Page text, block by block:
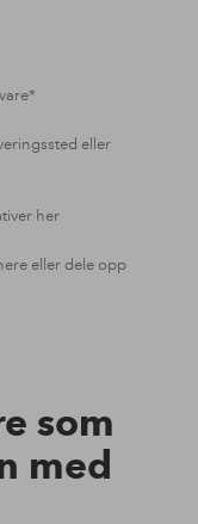
eller
her
eller dele opp
som
med